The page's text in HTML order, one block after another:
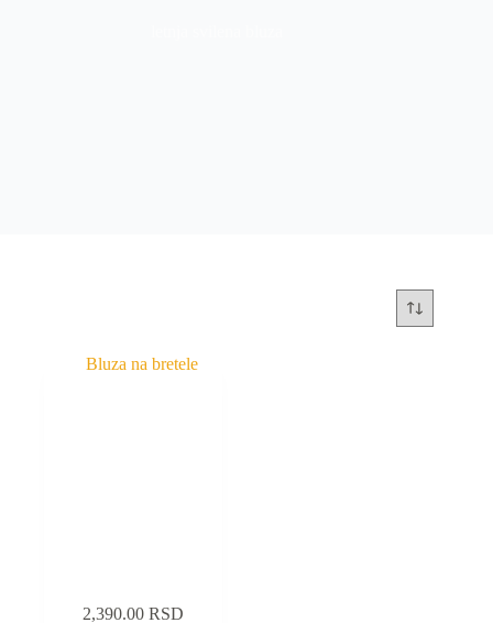
2,390.00RSD